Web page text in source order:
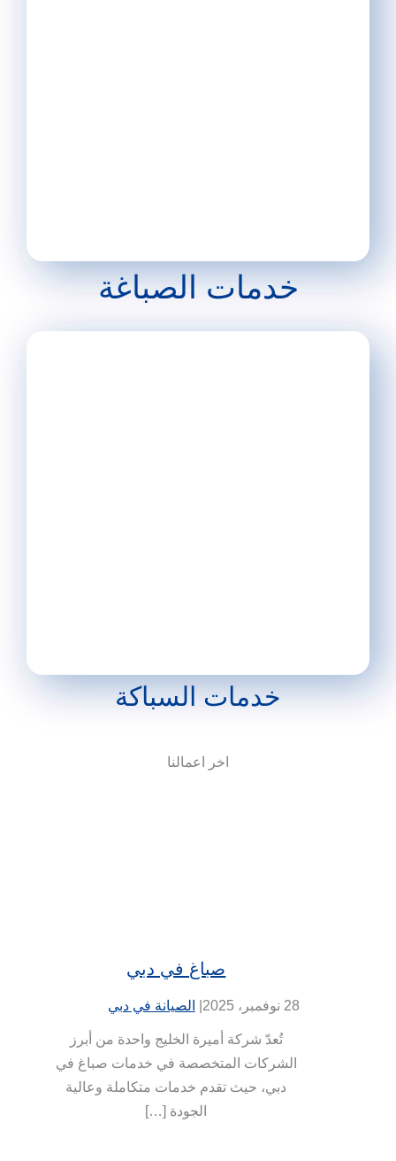
خدمات الصباغة
خدمات السباكة
اخر اعمالنا
صباغ في دبي
28 نوفمبر، 2025 | الصيانة في دبي
تُعدّ شركة أميرة الخليج واحدة من أبرز
الشركات المتخصصة في خدمات صباغ في
دبي، حيث تقدم خدمات متكاملة وعالية
الجودة […]